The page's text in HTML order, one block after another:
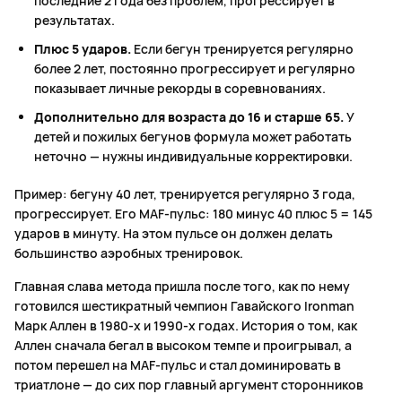
результатах.
Плюс 5 ударов. Если бегун тренируется регулярно
более 2 лет, постоянно прогрессирует и регулярно
показывает личные рекорды в соревнованиях.
Дополнительно для возраста до 16 и старше 65.У
детей и пожилых бегунов формула может работать
неточно — нужны индивидуальные корректировки.
Пример: бегуну 40 лет, тренируется регулярно 3 года,
прогрессирует. Его MAF-пульс: 180 минус 40 плюс 5 = 145
ударов в минуту. На этом пульсе он должен делать
большинство аэробных тренировок.
Главная слава метода пришла после того, как по нему
готовился шестикратный чемпион Гавайского Ironman
Марк Аллен в 1980-х и 1990-х годах. История о том, как
Аллен сначала бегал в высоком темпе и проигрывал, а
потом перешел на MAF-пульс и стал доминировать в
триатлоне — до сих пор главный аргумент сторонников